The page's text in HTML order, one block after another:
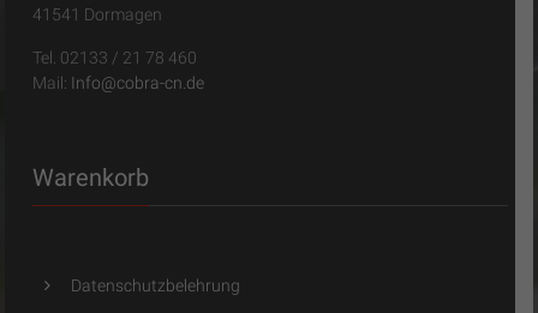
41541 Dormagen
Tel. 02133 / 21 78 460
Mail: Info@cobra-cn.de
Warenkorb
Datenschutzbelehrung